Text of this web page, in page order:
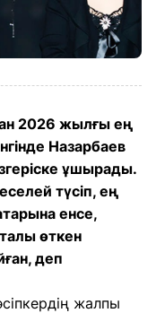
2026 жылғы ең
Назарбаев
ұшырады.
түсіп, ең
енсе,
өткен
деп
жалпы